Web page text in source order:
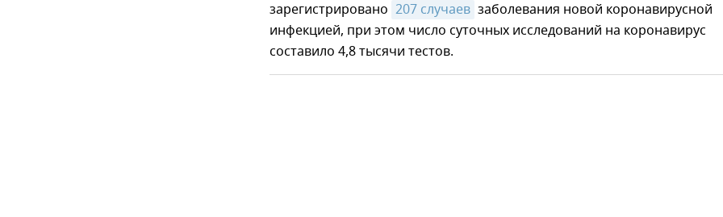
зарегистрировано 207 случаев заболевания новой коронавирусной
инфекцией, при этом число суточных исследований на коронавирус
составило 4,8 тысячи тестов.